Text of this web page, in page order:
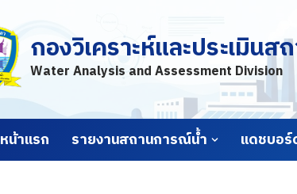
กองวิเคราะห์และประเมิน
Water Analysis and Assessment Division
หน้าแรก รายงานสถานการณ์น้ำ แดชบอร์